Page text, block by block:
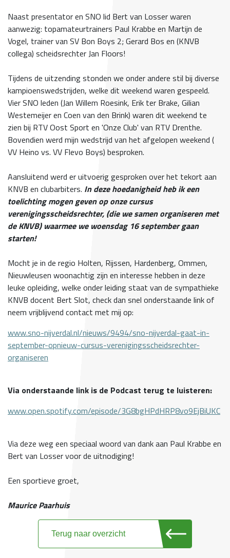
Naast presentator en SNO lid Bert van Losser waren
aanwezig: topamateurtrainers Paul Krabbe en Martijn de
Vogel, trainer van SV Bon Boys 2; Gerard Bos en (KNVB
collega) scheidsrechter Jan Floors!
Tijdens de uitzending stonden we onder andere stil bij diverse
kampioenswedstrijden, welke dit weekend waren gespeeld.
Vier SNO leden (Jan Willem Roesink, Erik ter Brake, Gilian
Westemeijer en Coen van den Brink) waren dit weekend te
zien bij RTV Oost Sport en 'Onze Club' van RTV Drenthe.
Bovendien werd mijn wedstrijd van het afgelopen weekend (
VV Heino vs. VV Flevo Boys) besproken.
Aansluitend werd er uitvoerig gesproken over het tekort aan
KNVB en clubarbiters. In deze hoedanigheid heb ik een
toelichting mogen geven op onze cursus
verenigingsscheidsrechter, (die we samen organiseren met
de KNVB) waarmee we woensdag 16 september gaan
starten!
Mocht je in de regio Holten, Rijssen, Hardenberg, Ommen,
Nieuwleusen woonachtig zijn en interesse hebben in deze
leuke opleiding, welke onder leiding staat van de sympathieke
KNVB docent Bert Slot, check dan snel onderstaande link of
neem vrijblijvend contact met mij op:
www.sno-nijverdal.nl/nieuws/9494/sno-nijverdal-gaat-in-
september-opnieuw-cursus-verenigingsscheidsrechter-
organiseren
Via onderstaande link is de Podcast terug te luisteren:
www.open.spotify.com/episode/3G8bgHPdHRP8vo9EjBiUKC
Via deze weg een speciaal woord van dank aan Paul Krabbe en
Bert van Losser voor de uitnodiging!
Een sportieve groet,
Maurice Paarhuis
Terug naar overzicht